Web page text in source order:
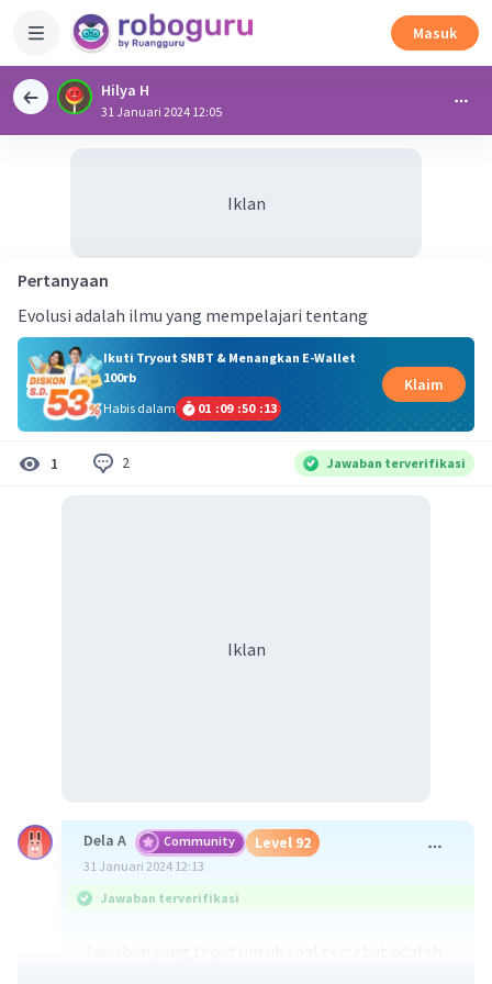
Masuk
Hilya H
31 Januari 2024 12:05
Iklan
Pertanyaan
Evolusi adalah ilmu yang mempelajari tentang
Ikuti Tryout SNBT & Menangkan E-Wallet
100rb
Habis dalam
01 :09 :50 :12
Klaim
1 2 Jawaban terverifikasi
Iklan
Dela A Community Level 92
31 Januari 2024 12:13
Jawaban terverifikasi